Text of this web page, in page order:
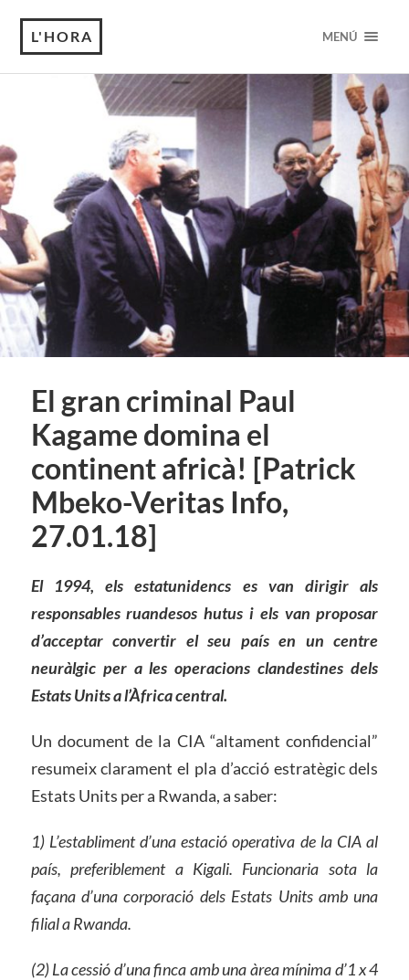
L'HORA MENÚ
El gran criminal Paul
Kagame domina el
continent africà! [Patrick
Mbeko-Veritas Info,
27.01.18]
El 1994, els estatunidencs es van dirigir als
responsables ruandesos hutus i els van proposar
d’acceptar convertir el seu país en un centre
neuràlgic per a les operacions clandestines dels
Estats Units a l’Àfrica central.
Un document de la CIA “altament confidencial”
resumeix clarament el pla d’acció estratègic dels
Estats Units per a Rwanda, a saber:
1) L’establiment d’una estació operativa de la CIA al
país, preferiblement a Kigali. Funcionaria sota la
façana d’una corporació dels Estats Units amb una
filial a Rwanda.
(2) La cessió d’una finca amb una àrea mínima d’1 x 4